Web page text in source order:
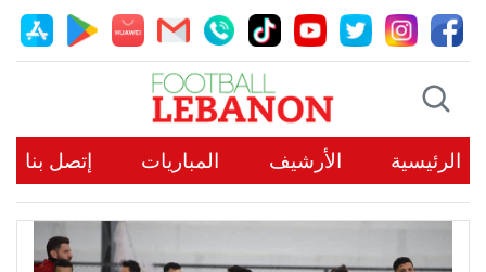
الرئيسية الأرشيف المباريات إتصل بنا